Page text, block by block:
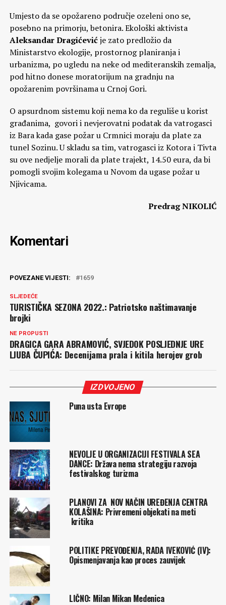
Umjesto da se opožareno područje ozeleni ono se,
posebno na primorju, betonira. Ekološki aktivista
Aleksandar Dragićevićje zato predložio da
Ministarstvo ekologije, prostornog planiranja i
urbanizma, po ugledu na neke od mediteranskih zemalja,
pod hitno donese moratorijum na gradnju na
opožarenim površinama u Crnoj Gori.
O apsurdnom sistemu koji nema ko da reguliše u korist
građanima, govori i nevjerovatni podatak da vatrogasci
iz Bara kada gase požar u Crmnici moraju da plate za
tunel Sozinu. U skladu sa tim, vatrogasci iz Kotora i Tivta
su ove nedjelje morali da plate trajekt, 14.50 eura, da bi
pomogli svojim kolegama u Novom da ugase požar u
Njivicama.
Predrag NIKOLIĆ
Komentari
POVEZANE VIJESTI: 1659
SLJEDEĆE
TURISTIČKA SEZONA 2022.: Patriotsko naštimavanje
brojki
NE PROPUSTI
DRAGICA GARA ABRAMOVIĆ, SVJEDOK POSLJEDNJE URE
LJUBA ČUPIĆA: Decenijama prala i kitila herojev grob
IZDVOJENO
Puna usta Evrope
NEVOLJE U ORGANIZACIJI FESTIVALA SEA
DANCE: Država nema strategiju razvoja
festivalskog turizma
PLANOVI ZA NOV NAČIN UREĐENJA CENTRA
KOLAŠINA: Privremeni objekati na meti
kritika
POLITIKE PREVOĐENJA, RADA IVEKOVIĆ (IV):
Opismenjavanja kao proces zauvijek
LIČNO: Milan Mikan Medenica